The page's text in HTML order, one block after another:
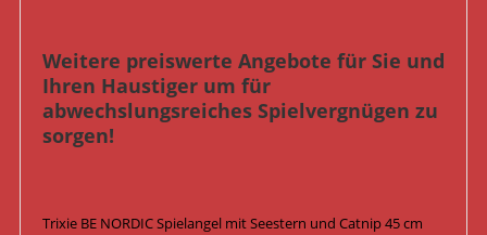
Weitere preiswerte Angebote für Sie und
Ihren Haustiger um für
abwechslungsreiches Spielvergnügen zu
sorgen!
Trixie BE NORDIC Spielangel mit Seestern und Catnip 45 cm